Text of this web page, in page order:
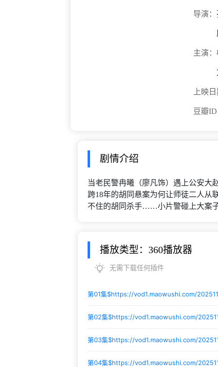
导演：
主演：
上映
豆瓣
剧情介绍
当老民警冉曦（廖凡饰）遇上公安大
跨18年的胡同悬案为何让师徒二人从
不住的胡同杀手……小片警碰上大案
播放类型：360播放器
无需下载任何插件
第01集$https://vod1.maowushi.com/
第02集$https://vod1.maowushi.com/
第03集$https://vod1.maowushi.com/
第04集$https://vod1.maowushi.com/